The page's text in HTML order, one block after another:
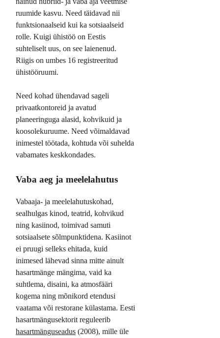
ruumide kasvu. Need täidavad nii
funktsionaalseid kui ka sotsiaalseid
rolle. Kuigi ühistöö on Eestis
suhteliselt uus, on see laienenud.
Riigis on umbes 16 registreeritud
ühistööruumi.
Need kohad ühendavad sageli
privaatkontoreid ja avatud
planeeringuga alasid, kohvikuid ja
koosolekuruume. Need võimaldavad
inimestel töötada, kohtuda või suhelda
vabamates keskkondades.
Vaba aeg ja meelelahutus
Vabaaja- ja meelelahutuskohad,
sealhulgas kinod, teatrid, kohvikud
ning kasiinod, toimivad samuti
sotsiaalsete sõlmpunktidena. Kasiinot
ei pruugi selleks ehitada, kuid
inimesed lähevad sinna mitte ainult
hasartmänge mängima, vaid ka
suhtlema, disaini, ka atmosfääri
kogema ning mõnikord etendusi
vaatama või restorane külastama. Eesti
hasartmängusektorit reguleerib
hasartmänguseadus (2008), mille üle